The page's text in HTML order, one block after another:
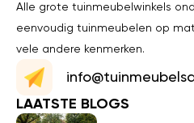
Alle grote tuinmeubelwinkels
eenvoudig tuinmeubelen op
vele andere kenmerken.
LAATSTE BLOGS